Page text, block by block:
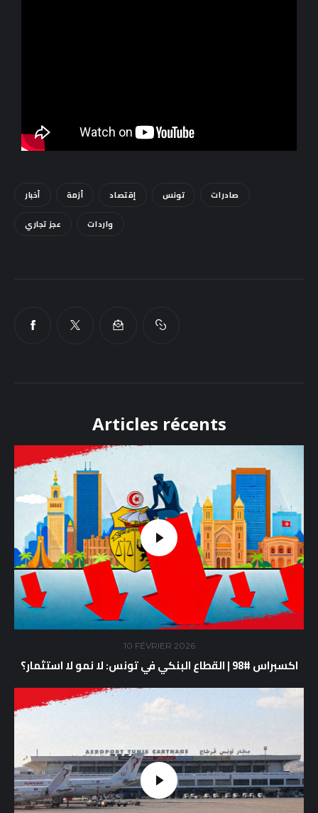
أخبار أزمة إقتصاد تونس صادرات
عجز تجاري واردات
Articles récents
10 FÉVRIER 2026
اكسبراس #98 | القطاع البنكي في تونس: لا نمو لا استثمار؟